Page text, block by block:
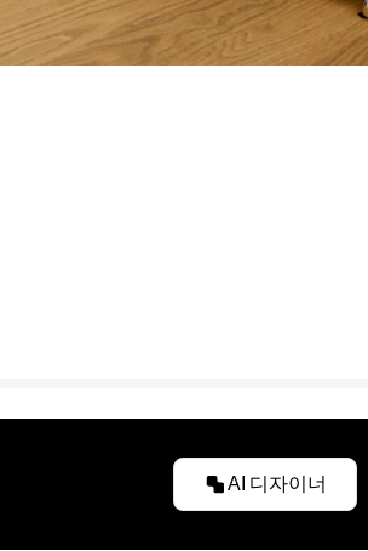
AI 디자이너